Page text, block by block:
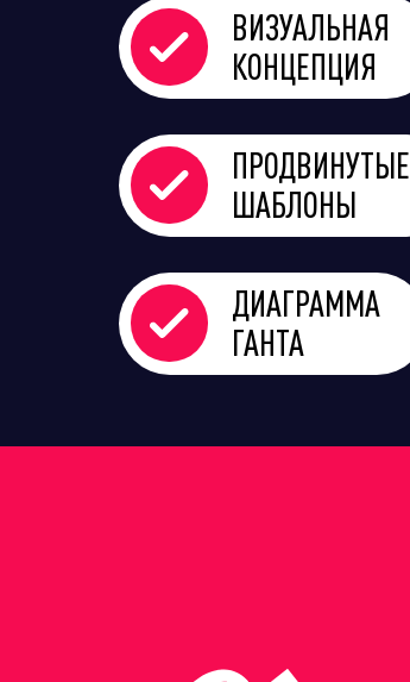
ВИЗУАЛЬНАЯ
КОНЦЕПЦИЯ
ПРОДВИНУТЫЕ
ШАБЛОНЫ
ДИАГРАММА
ГАНТА